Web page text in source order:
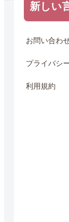
新しい
お問い合わ
プライバシ
利用規約